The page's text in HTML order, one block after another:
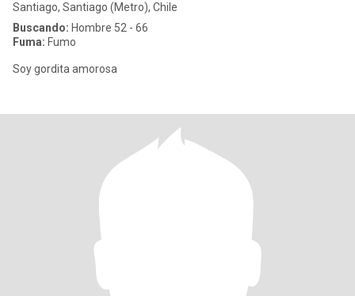
Santiago, Santiago (Metro), Chile
Buscando: Hombre 52 - 66
Fuma: Fumo
Soy gordita amorosa